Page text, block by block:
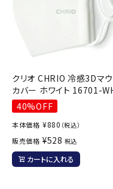
メルマガ登録
プライバシーポリシー
クリオ CHRIO 冷感3Dマ
カバー ホワイト 16701-
40%OFF
本体価格 ¥880 （税込）
販売価格 ¥528 税込
カートに入れる